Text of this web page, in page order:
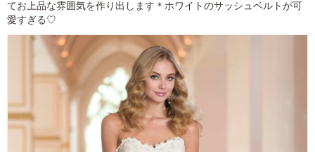
てお上品な雰囲気を作り出します＊ホワイトのサッシュベルトが可
愛すぎる♡